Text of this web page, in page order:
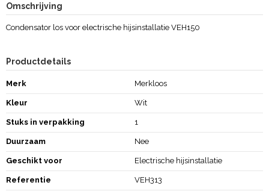
Omschrijving
Condensator los voor electrische hijsinstallatie VEH150
Productdetails
Merk Merkloos
Kleur Wit
Stuks in verpakking 1
Duurzaam Nee
Geschikt voor Electrische hijsinstallatie
Referentie VEH313